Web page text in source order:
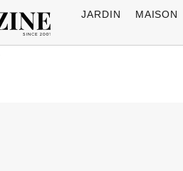
JARDIN MAISON